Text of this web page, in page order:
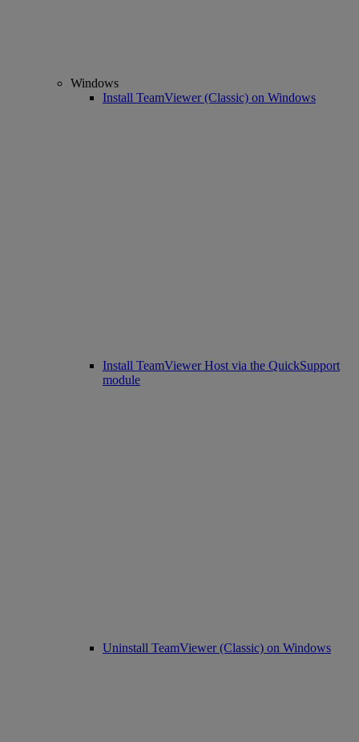
Windows
Install TeamViewer (Classic) on Windows
Install TeamViewer Host via the QuickSupport
module
Uninstall TeamViewer (Classic) on Windows